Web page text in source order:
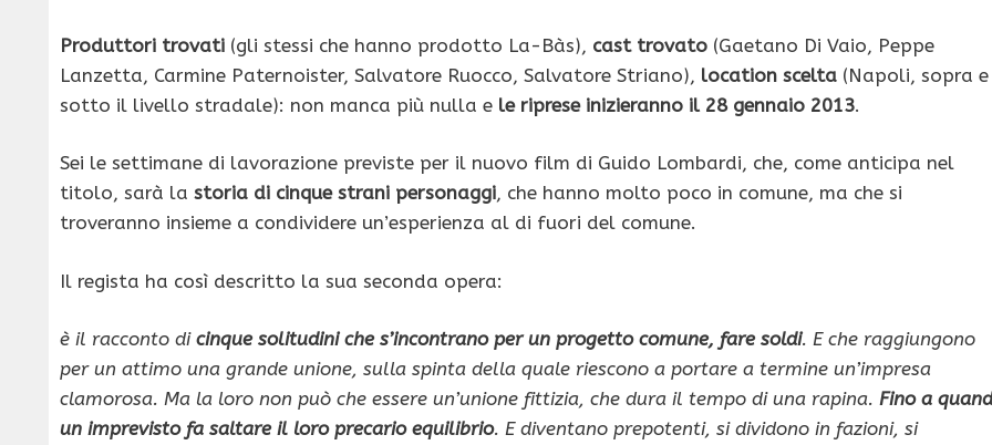
Produttori trovati (gli stessi che hanno prodotto La-Bàs), cast trovato (Gaetano Di Vaio, Peppe
Lanzetta, Carmine Paternoister, Salvatore Ruocco, Salvatore Striano), location scelta (Napoli, sopra e
sotto il livello stradale): non manca più nulla e le riprese inizieranno il 28 gennaio 2013.
Sei le settimane di lavorazione previste per il nuovo film di Guido Lombardi, che, come anticipa nel
titolo, sarà la storia di cinque strani personaggi, che hanno molto poco in comune, ma che si
troveranno insieme a condividere un’esperienza al di fuori del comune.
Il regista ha così descritto la sua seconda opera:
è il racconto di cinque solitudini che s’incontrano per un progetto comune, fare soldi. E che raggiungono
per un attimo una grande unione, sulla spinta della quale riescono a portare a termine un’impresa
clamorosa. Ma la loro non può che essere un’unione fittizia, che dura il tempo di una rapina. Fino a
un imprevisto fa saltare il loro precario equilibrio. E diventano prepotenti, si dividono in fazioni, si